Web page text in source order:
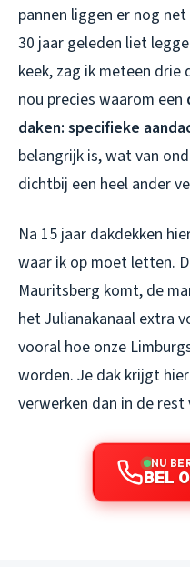
pannen liggen er nog
30 jaar geleden liet
keek, zag ik meteen drie
nou precies waarom een
daken: specifieke
belangrijk is, wat van
dichtbij een heel ander
Na 15 jaar dakdekken
waar ik op moet letten.
Mauritsberg komt, de
het Julianakanaal extra
vooral hoe onze
worden. Je dak krijgt
verwerken dan in de rest
NU
BEL